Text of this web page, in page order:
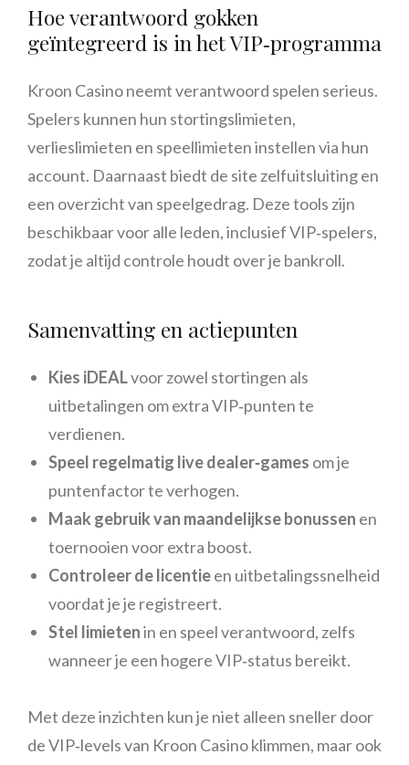
Hoe verantwoord gokken
geïntegreerd is in het VIP‑programma
Kroon Casino neemt verantwoord spelen serieus.
Spelers kunnen hun stortingslimieten,
verlieslimieten en speellimieten instellen via hun
account. Daarnaast biedt de site zelfuitsluiting en
een overzicht van speelgedrag. Deze tools zijn
beschikbaar voor alle leden, inclusief VIP‑spelers,
zodat je altijd controle houdt over je bankroll.
Samenvatting en actiepunten
Kies iDEALvoor zowel stortingen als
uitbetalingen om extra VIP‑punten te
verdienen.
Speel regelmatig live dealer‑games om je
puntenfactor te verhogen.
Maak gebruik van maandelijkse bonussen en
toernooien voor extra boost.
Controleer de licentieen uitbetalingssnelheid
voordat je je registreert.
Stel limietenin en speel verantwoord, zelfs
wanneer je een hogere VIP‑status bereikt.
Met deze inzichten kun je niet alleen sneller door
de VIP‑levels van Kroon Casino klimmen, maar ook